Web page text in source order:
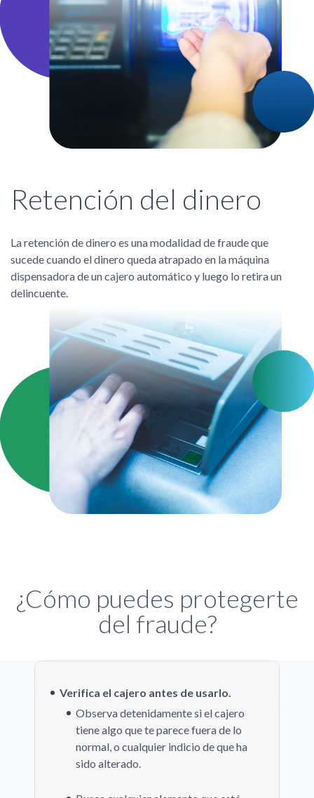
Retención del dinero
La retención de dinero es una modalidad de fraude que
sucede cuando el dinero queda atrapado en la máquina
dispensadora de un cajero automático y luego lo retira un
delincuente.
¿Cómo puedes protegerte
del fraude?
Verifica el cajero antes de usarlo.
Observa detenidamente si el cajero
tiene algo que te parece fuera de lo
normal, o cualquier indicio de que ha
sido alterado.